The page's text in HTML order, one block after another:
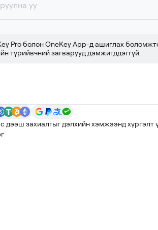
Pro болон OneKey App-д ашиглах
түрийвчний загварууд дэмжигддэггүй.
дээш захиалгыг дэлхийн хэмжээнд хүргэлт